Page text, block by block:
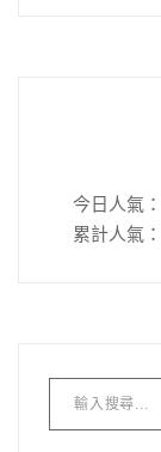
今日人氣：
累計人氣：